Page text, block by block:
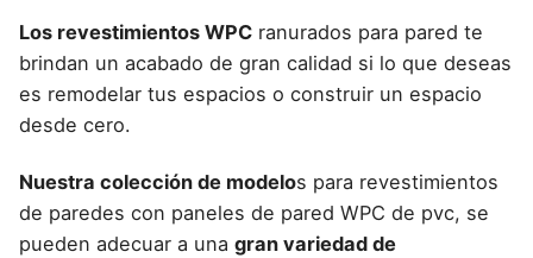
Los revestimientos WPC ranurados para pared te
brindan un acabado de gran calidad si lo que deseas
es remodelar tus espacios o construir un espacio
desde cero.
Nuestra colección de modelos para revestimientos
de paredes con paneles de pared WPC de pvc, se
pueden adecuar a una gran variedad de